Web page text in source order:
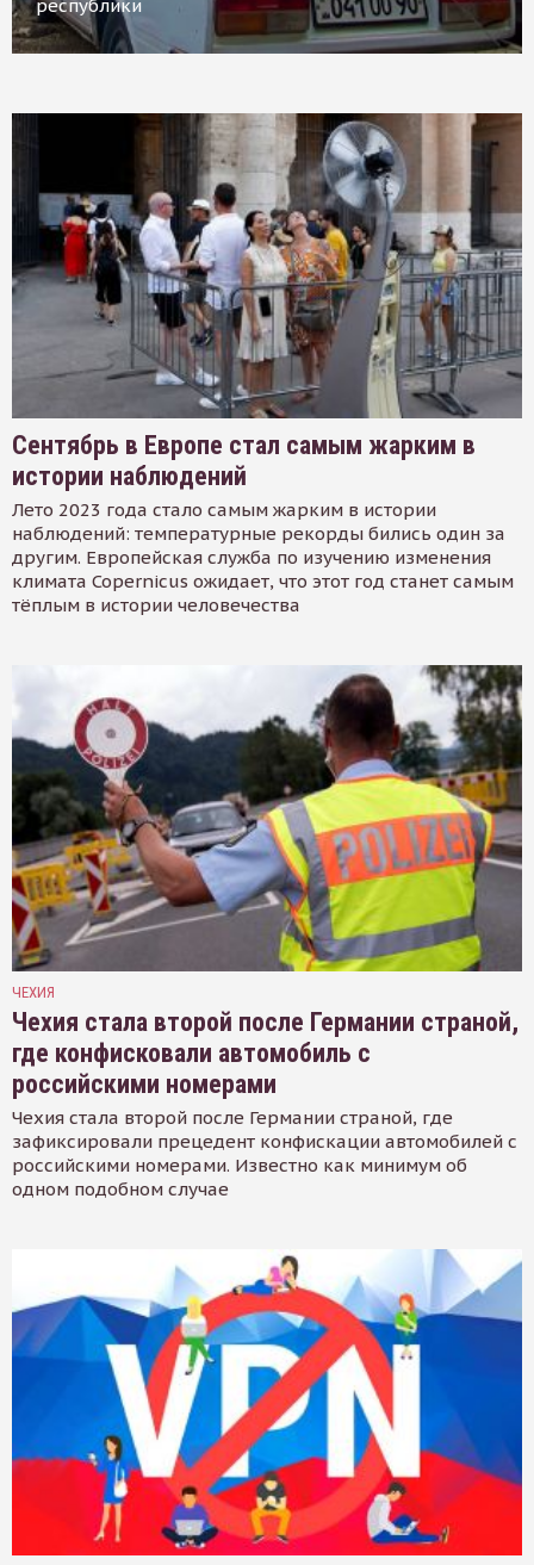
республики
Сентябрь в Европе стал самым жарким в
истории наблюдений
Лето 2023 года стало самым жарким в истории
наблюдений: температурные рекорды бились один за
другим. Европейская служба по изучению изменения
климата Copernicus ожидает, что этот год станет самым
тёплым в истории человечества
ЧЕХИЯ
Чехия стала второй после Германии страной,
где конфисковали автомобиль с
российскими номерами
Чехия стала второй после Германии страной, где
зафиксировали прецедент конфискации автомобилей с
российскими номерами. Известно как минимум об
одном подобном случае